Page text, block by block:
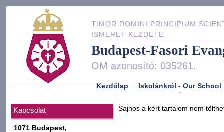
TIMOR DOMINI PRINCIPIUM
ISMERET KEZDETE
Budapest-Fasori
OM azonosító: 035261.
Kezdőlap Iskolánkról - Our School
Kapcsolat
1071 Budapest,
Sajnos a kért tartalom nem